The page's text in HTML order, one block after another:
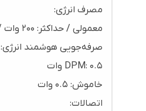
مصرف انرژی:
معمولی / حداکثر: ۲۰۰ وات / ۲۵۰ وات
صرفه‌جویی هوشمند انرژی: ۱۰۵ وات
DPM: ۰.۵ وات
خاموش: ۰.۵ وات
اتصالات: